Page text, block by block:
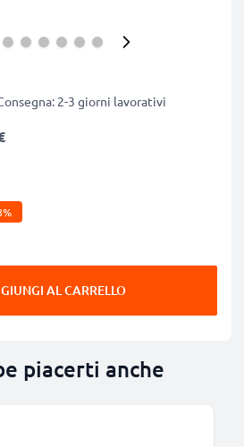
2-3 giorni lavorativi
AL CARRELLO
piacerti anche